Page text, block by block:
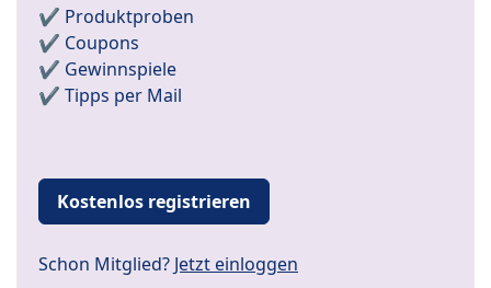
✔️ Produktproben
✔️ Coupons
✔️ Gewinnspiele
✔️ Tipps per Mail
Kostenlos registrieren
Schon Mitglied? Jetzt einloggen